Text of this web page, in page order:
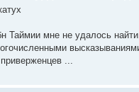
Таймии мне не удалось найти.
...